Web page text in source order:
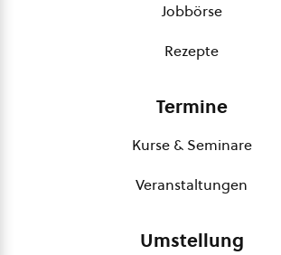
Jobbörse
Rezepte
Termine
Kurse & Seminare
Veranstaltungen
Umstellung